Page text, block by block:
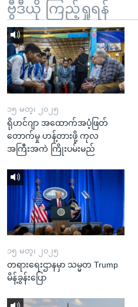
ဗွီဒီယို ကြည့်ရှုရန်
၁၅ မတ္၊ ၂၀၂၅
ရိုဟင်ဂျာ အထောက်အပံ့ဖြတ်
တောက်မှု ဟန့်တားဖို့ ကုလ
အကြီးအကဲ ကြိုးပမ်းမည်
၁၅ မတ္၊ ၂၀၂၅
တရားရေးဌာနမှာ သမ္မတ Trump
မိန့်ခွန်းပြော